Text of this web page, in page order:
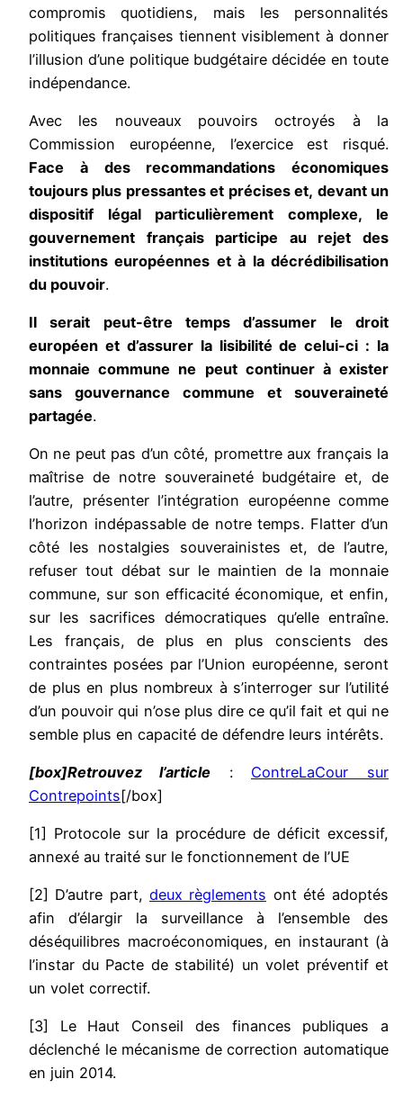
compromis quotidiens, mais les personnalités
politiques françaises tiennent visiblement à donner
l’illusion d’une politique budgétaire décidée en toute
indépendance.
Avec les nouveaux pouvoirs octroyés à la
Commission européenne, l’exercice est risqué.
Face à des recommandations économiques
toujours plus pressantes et précises et, devant un
dispositif légal particulièrement complexe, le
gouvernement français participe au rejet des
institutions européennes et à la décrédibilisation
du pouvoir.
Il serait peut-être temps d’assumer le droit
européen et d’assurer la lisibilité de celui-ci : la
monnaie commune ne peut continuer à exister
sans gouvernance commune et souveraineté
partagée.
On ne peut pas d’un côté, promettre aux français la
maîtrise de notre souveraineté budgétaire et, de
l’autre, présenter l’intégration européenne comme
l’horizon indépassable de notre temps. Flatter d’un
côté les nostalgies souverainistes et, de l’autre,
refuser tout débat sur le maintien de la monnaie
commune, sur son efficacité économique, et enfin,
sur les sacrifices démocratiques qu’elle entraîne.
Les français, de plus en plus conscients des
contraintes posées par l’Union européenne, seront
de plus en plus nombreux à s’interroger sur l’utilité
d’un pouvoir qui n’ose plus dire ce qu’il fait et qui ne
semble plus en capacité de défendre leurs intérêts.
[box]Retrouvez l’article : ContreLaCour sur
Contrepoints[/box]
[1] Protocole sur la procédure de déficit excessif,
annexé au traité sur le fonctionnement de l’UE
[2] D’autre part, deux règlements ont été adoptés
afin d’élargir la surveillance à l’ensemble des
déséquilibres macroéconomiques, en instaurant (à
l’instar du Pacte de stabilité) un volet préventif et
un volet correctif.
[3] Le Haut Conseil des finances publiques a
déclenché le mécanisme de correction automatique
en juin 2014.